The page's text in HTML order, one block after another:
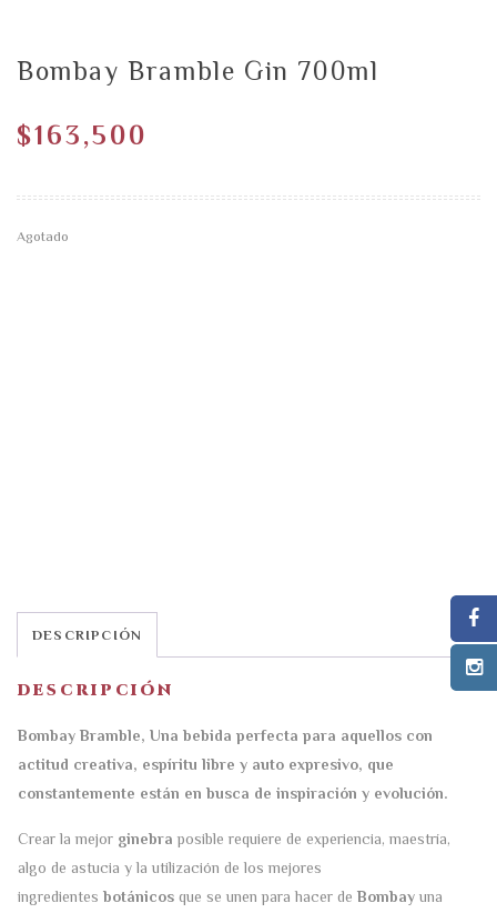
Bombay Bramble Gin 700ml
$163,500
Agotado
DESCRIPCIÓN
DESCRIPCIÓN
Bombay Bramble, Una bebida perfecta para aquellos con
actitud creativa, espíritu libre y auto expresivo, que
constantemente están en busca de inspiración y evolución.
Crear la mejor ginebra posible requiere de experiencia, maestría,
algo de astucia y la utilización de los mejores
ingredientes botánicos que se unen para hacer de Bombay una